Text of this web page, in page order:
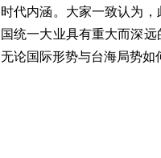
时代内涵。大家一致认为
国统一大业具有重大而深
无论国际形势与台海局势如